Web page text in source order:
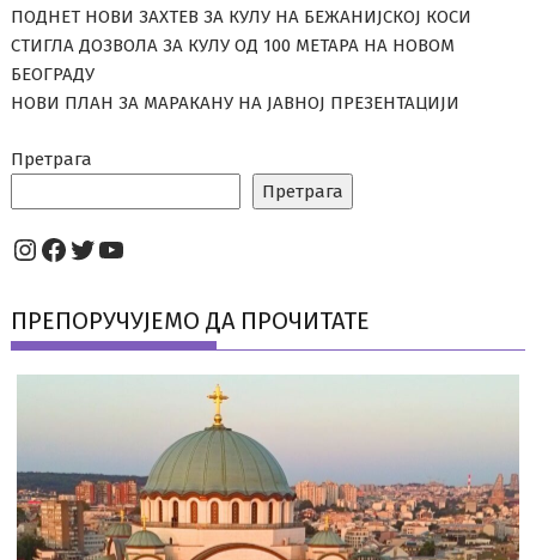
ПОДНЕТ НОВИ ЗАХТЕВ ЗА КУЛУ НА БЕЖАНИЈСКОЈ КОСИ
СТИГЛА ДОЗВОЛА ЗА КУЛУ ОД 100 МЕТАРА НА НОВОМ
БЕОГРАДУ
НОВИ ПЛАН ЗА МАРАКАНУ НА ЈАВНОЈ ПРЕЗЕНТАЦИЈИ
Претрага
Претрага
Instagram
Facebook
Twitter
YouTube
ПРЕПОРУЧУЈЕМО ДА ПРОЧИТАТЕ